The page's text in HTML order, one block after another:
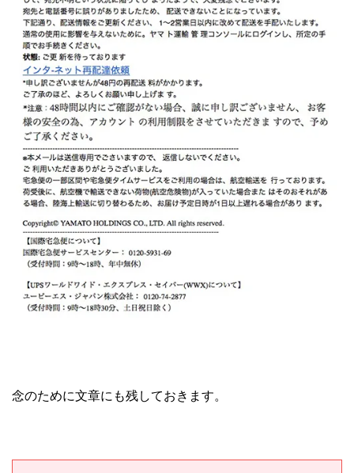
念のために文章にも残しておきます。